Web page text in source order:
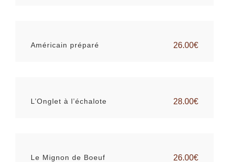
Américain préparé 26.00€
L’Onglet à l’échalote 28.00€
Le Mignon de Boeuf 26.00€